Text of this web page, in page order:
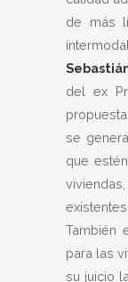
de más
del ex
se
que
También
para las
su juicio